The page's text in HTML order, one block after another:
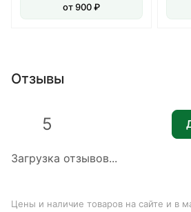
от 900 ₽
Отзывы
Загрузка отзывов...
5
Цены и наличие товаров на сайте и в